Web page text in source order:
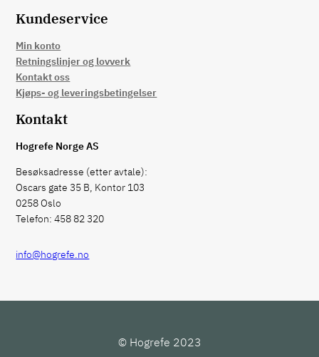
Kundeservice
Min konto
Retningslinjer og lovverk
Kontakt oss
Kjøps- og leveringsbetingelser
Kontakt
Hogrefe Norge AS
Besøksadresse (etter avtale):
Oscars gate 35 B, Kontor 103
0258 Oslo
Telefon: 458 82 320
info@hogrefe.no
© Hogrefe 2023